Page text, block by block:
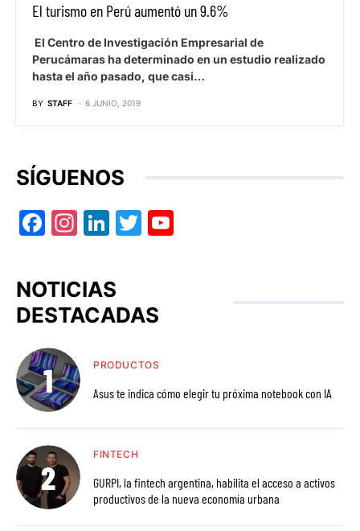
El turismo en Perú aumentó un 9.6%
El Centro de Investigación Empresarial de
Perucámaras ha determinado en un estudio realizado
hasta el año pasado, que casi…
BY STAFF 6 JUNIO, 2019
SÍGUENOS
Facebook
Instagram
LinkedIn
Twitter
NOTICIAS
DESTACADAS
PRODUCTOS
Asus te indica cómo elegir tu próxima notebook con IA
FINTECH
GURPI, la fintech argentina, habilita el acceso a activos
productivos de la nueva economía urbana